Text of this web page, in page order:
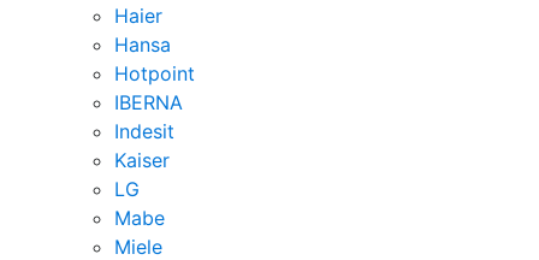
Haier
Hansa
Hotpoint
IBERNA
Indesit
Kaiser
LG
Mabe
Miele